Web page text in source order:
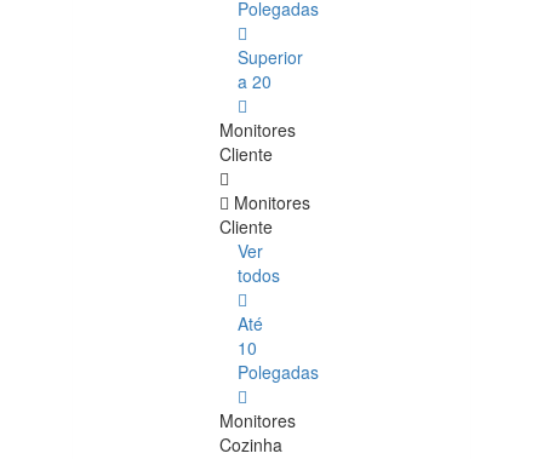
Polegadas
Superior
a 20
Monitores
Cliente
Monitores
Cliente
Ver
todos
Até
10
Polegadas
Monitores
Cozinha